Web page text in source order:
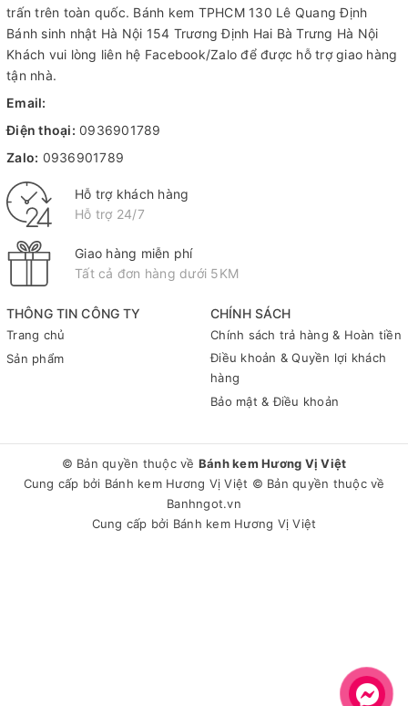
THÔNG TIN CÔNG TY
Trang chủ
Sản phẩm
CHÍNH SÁCH
Chính sách trả hàng & Hoàn tiền
Điều khoản & Quyền lợi khách
hàng
Bảo mật & Điều khoản
trấn trên toàn quốc. Bánh kem TPHCM130 Lê Quang Định
Bánh sinh nhật Hà Nội 154 Trương Định Hai Bà Trưng Hà Nội
Khách vui lòng liên hệ Facebook/Zalo để được hỗ trợ giao hàng
tận nhà.
Email:
Điện thoại: 0936901789
Zalo: 0936901789
Hỗ trợ khách hàng
Hỗ trợ 24/7
Giao hàng miễn phí
Tất cả đơn hàng dưới 5KM
© Bản quyền thuộc về Bánh kem Hương Vị Việt
Cung cấp bởi Bánh kem Hương Vị Việt © Bản quyền thuộc về
Banhngot.vn
Cung cấp bởi Bánh kem Hương Vị Việt